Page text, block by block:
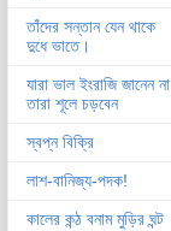
তাঁদের সন্তান যেন থাকে
দুধে ভাতে।
যারা ভাল ইংরাজি জানেন না
তারা শূলে চড়বেন
স্বপ্ন বিক্রি
লাশ-বানিজ্য-পদক!
কালের কন্ঠ বনাম মুড়ির ঘন্ট